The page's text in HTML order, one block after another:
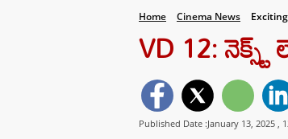
Home Cinema News
VD 12:
Published Date :January 13, 2025 ,